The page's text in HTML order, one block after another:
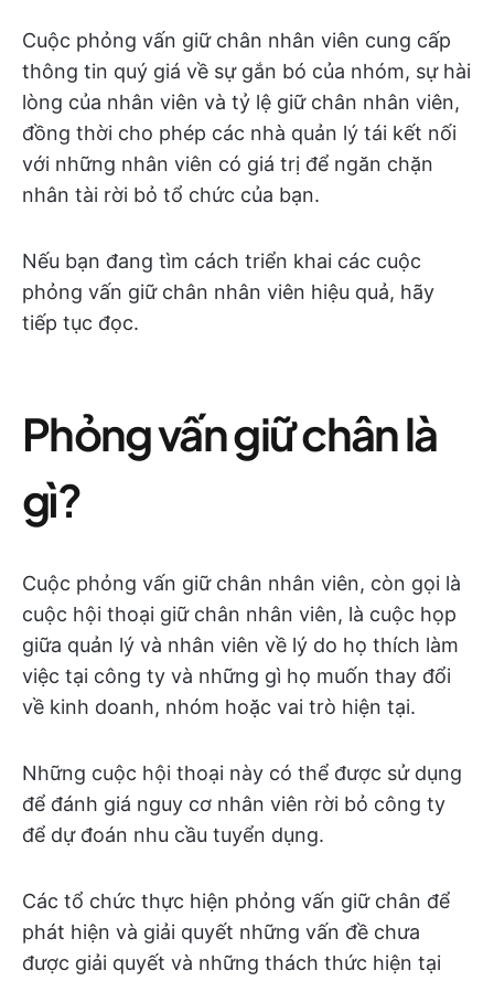
Cuộc phỏng vấn giữ chân nhân viên cung cấp
thông tin quý giá về sự gắn bó của nhóm, sự hài
lòng của nhân viên và tỷ lệ giữ chân nhân viên,
đồng thời cho phép các nhà quản lý tái kết nối
với những nhân viên có giá trị để ngăn chặn
nhân tài rời bỏ tổ chức của bạn.
Nếu bạn đang tìm cách triển khai các cuộc
phỏng vấn giữ chân nhân viên hiệu quả, hãy
tiếp tục đọc.
Phỏng vấn giữ chân là
gì?
Cuộc phỏng vấn giữ chân nhân viên, còn gọi là
cuộc hội thoại giữ chân nhân viên, là cuộc họp
giữa quản lý và nhân viên về lý do họ thích làm
việc tại công ty và những gì họ muốn thay đổi
về kinh doanh, nhóm hoặc vai trò hiện tại.
Những cuộc hội thoại này có thể được sử dụng
để đánh giá nguy cơ nhân viên rời bỏ công ty
để dự đoán nhu cầu tuyển dụng.
Các tổ chức thực hiện phỏng vấn giữ chân để
phát hiện và giải quyết những vấn đề chưa
được giải quyết và những thách thức hiện tại